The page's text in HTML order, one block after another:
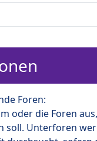
Foren:
oder die Foren
soll. Unterforen